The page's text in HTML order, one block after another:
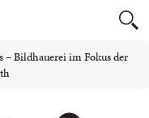
Bildhauerei im Fokus der